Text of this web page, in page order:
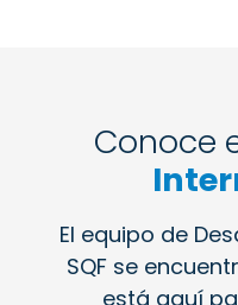
Conoce
El equipo de
SQF se
está aquí